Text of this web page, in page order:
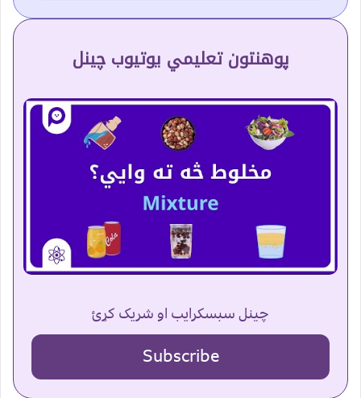
پوهنتون تعلیمي یوتیوب چینل
چینل سبسکرایب او شریک کړئ
Subscribe